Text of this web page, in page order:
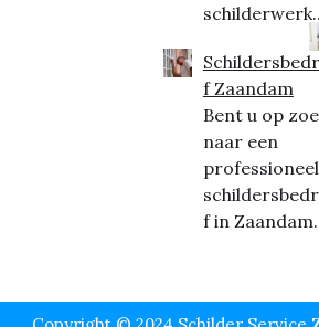
f Zaandam
Bent u op
naar een
professioneel
f in